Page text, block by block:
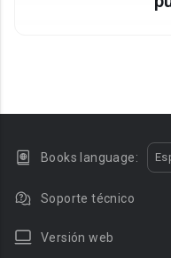
Books language:
Soporte técnico
Versión web